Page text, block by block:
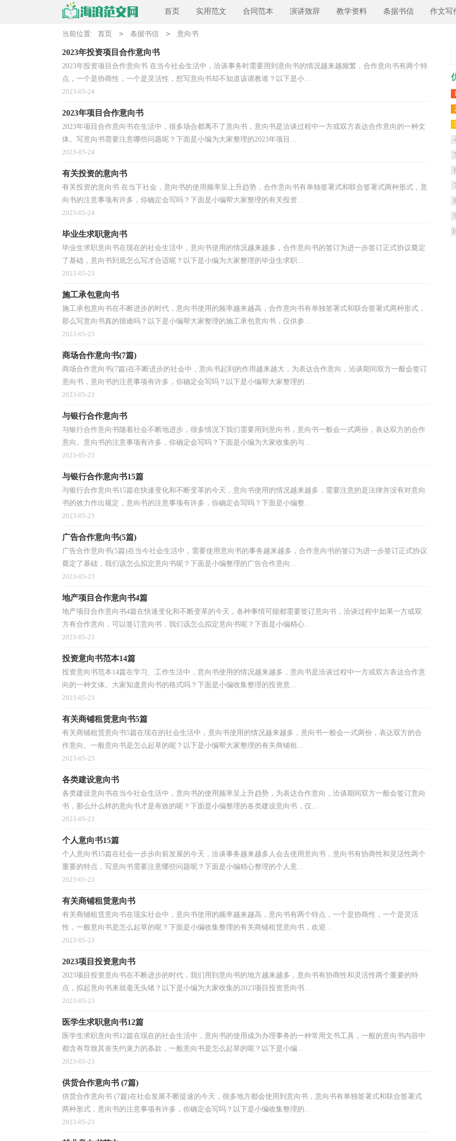
首页 实用范文 合同范本 演讲致辞 教学资料 条据书信 作文写
当前位置: 首页 > 条据书信 > 意向书
2023年投资项目合作意向书
2023年投资项目合作意向书 在当今社会生活中，洽谈事务时需要用到意向书的情况越来越频繁，合作意向书有两个特
点，一个是协商性，一个是灵活性，想写意向书却不知道该请教谁？以下是小...
2023-05-24
2023年项目合作意向书
2023年项目合作意向书在生活中，很多场合都离不了意向书，意向书是洽谈过程中一方或双方表达合作意向的一种文
体。写意向书需要注意哪些问题呢？下面是小编为大家整理的2023年项目...
2023-05-24
有关投资的意向书
有关投资的意向书 在当下社会，意向书的使用频率呈上升趋势，合作意向书有单独签署式和联合签署式两种形式，意
向书的注意事项有许多，你确定会写吗？下面是小编帮大家整理的有关投资...
2023-05-24
毕业生求职意向书
毕业生求职意向书在现在的社会生活中，意向书使用的情况越来越多，合作意向书的签订为进一步签订正式协议奠定
了基础，意向书到底怎么写才合适呢？以下是小编为大家整理的毕业生求职...
2023-05-23
施工承包意向书
施工承包意向书在不断进步的时代，意向书使用的频率越来越高，合作意向书有单独签署式和联合签署式两种形式，
那么写意向书真的很难吗？以下是小编帮大家整理的施工承包意向书，仅供参...
2023-05-23
商场合作意向书(7篇)
商场合作意向书(7篇)在不断进步的社会中，意向书起到的作用越来越大，为表达合作意向，洽谈期间双方一般会签订
意向书，意向书的注意事项有许多，你确定会写吗？以下是小编帮大家整理的...
2023-05-23
与银行合作意向书
与银行合作意向书随着社会不断地进步，很多情况下我们需要用到意向书，意向书一般会一式两份，表达双方的合作
意向。意向书的注意事项有许多，你确定会写吗？下面是小编为大家收集的与...
2023-05-23
与银行合作意向书15篇
与银行合作意向书15篇在快速变化和不断变革的今天，意向书使用的情况越来越多，需要注意的是法律并没有对意向
书的效力作出规定，意向书的注意事项有许多，你确定会写吗？下面是小编整...
2023-05-23
广告合作意向书(5篇)
广告合作意向书(5篇)在当今社会生活中，需要使用意向书的事务越来越多，合作意向书的签订为进一步签订正式协议
奠定了基础，我们该怎么拟定意向书呢？下面是小编整理的广告合作意向...
2023-05-23
地产项目合作意向书4篇
地产项目合作意向书4篇在快速变化和不断变革的今天，各种事情可能都需要签订意向书，洽谈过程中如果一方或双
方有合作意向，可以签订意向书，我们该怎么拟定意向书呢？下面是小编精心...
2023-05-23
投资意向书范本14篇
投资意向书范本14篇在学习、工作生活中，意向书使用的情况越来越多，意向书是洽谈过程中一方或双方表达合作意
向的一种文体。大家知道意向书的格式吗？下面是小编收集整理的投资意...
2023-05-23
有关商铺租赁意向书5篇
有关商铺租赁意向书5篇在现在的社会生活中，意向书使用的情况越来越多，意向书一般会一式两份，表达双方的合
作意向。一般意向书是怎么起草的呢？以下是小编帮大家整理的有关商铺租...
2023-05-23
各类建设意向书
各类建设意向书在当今社会生活中，意向书的使用频率呈上升趋势，为表达合作意向，洽谈期间双方一般会签订意向
书，那么什么样的意向书才是有效的呢？下面是小编整理的各类建设意向书，仅...
2023-05-23
个人意向书15篇
个人意向书15篇在社会一步步向前发展的今天，洽谈事务越来越多人会去使用意向书，意向书有协商性和灵活性两个
重要的特点，写意向书需要注意哪些问题呢？下面是小编精心整理的个人意...
2023-05-23
有关商铺租赁意向书
有关商铺租赁意向书在现实社会中，意向书使用的频率越来越高，意向书有两个特点，一个是协商性，一个是灵活
性，一般意向书是怎么起草的呢？下面是小编收集整理的有关商铺租赁意向书，欢迎...
2023-05-23
2023项目投资意向书
2023项目投资意向书在不断进步的时代，我们用到意向书的地方越来越多，意向书有协商性和灵活性两个重要的特
点，拟起意向书来就毫无头绪？以下是小编为大家收集的2023项目投资意向书...
2023-05-23
医学生求职意向书12篇
医学生求职意向书12篇在现在的社会生活中，意向书的使用成为办理事务的一种常用文书工具，一般的意向书内容中
都含有导致其丧失约束力的条款，一般意向书是怎么起草的呢？以下是小编...
2023-05-23
供货合作意向书 (7篇)
供货合作意向书 (7篇)在社会发展不断提速的今天，很多地方都会使用到意向书，意向书有单独签署式和联合签署式
两种形式，意向书的注意事项有许多，你确定会写吗？以下是小编收集整理的...
2023-05-23